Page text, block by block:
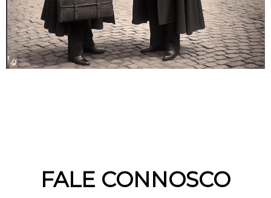
FALE CONNOSCO